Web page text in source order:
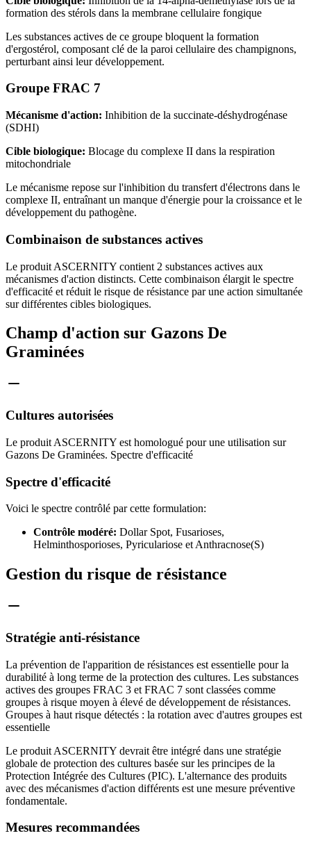
formation des stérols dans la membrane cellulaire fongique
Les substances actives de ce groupe bloquent la formation
d'ergostérol, composant clé de la paroi cellulaire des champignons,
perturbant ainsi leur développement.
Groupe FRAC 7
Mécanisme d'action: Inhibition de la succinate-déshydrogénase
(SDHI)
Cible biologique: Blocage du complexe II dans la respiration
mitochondriale
Le mécanisme repose sur l'inhibition du transfert d'électrons dans le
complexe II, entraînant un manque d'énergie pour la croissance et le
développement du pathogène.
Combinaison de substances actives
Le produit ASCERNITY contient 2 substances actives aux
mécanismes d'action distincts. Cette combinaison élargit le spectre
d'efficacité et réduit le risque de résistance par une action simultanée
sur différentes cibles biologiques.
Champ d'action sur Gazons De
Graminées
Cultures autorisées
Le produit ASCERNITY est homologué pour une utilisation sur
Gazons De Graminées. Spectre d'efficacité
Spectre d'efficacité
Voici le spectre contrôlé par cette formulation:
Contrôle modéré: Dollar Spot, Fusarioses,
Helminthosporioses, Pyriculariose et Anthracnose(S)
Gestion du risque de résistance
Stratégie anti-résistance
La prévention de l'apparition de résistances est essentielle pour la
durabilité à long terme de la protection des cultures. Les substances
actives des groupes FRAC 3 et FRAC 7 sont classées comme
groupes à risque moyen à élevé de développement de résistances.
Groupes à haut risque détectés : la rotation avec d'autres groupes est
essentielle
Le produit ASCERNITY devrait être intégré dans une stratégie
globale de protection des cultures basée sur les principes de la
Protection Intégrée des Cultures (PIC). L'alternance des produits
avec des mécanismes d'action différents est une mesure préventive
fondamentale.
Mesures recommandées